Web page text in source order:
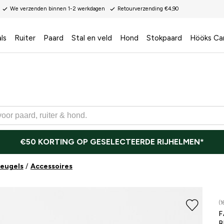
We verzenden binnen 1-2 werkdagen Retourverzending €4,90
Ruiter Paard Stal en veld Hond Stokpaard Hööks
€50 KORTING OP GESELECTEERDE RIJHELMEN*
Accessoires